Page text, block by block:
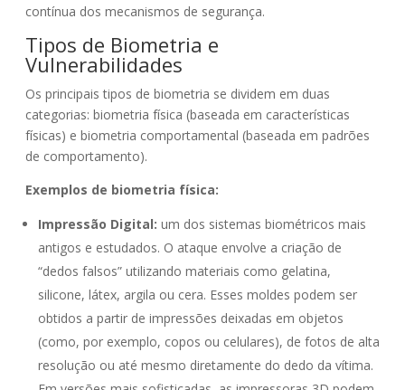
contínua dos mecanismos de segurança.
Tipos de Biometria e
Vulnerabilidades
Os principais tipos de biometria se dividem em duas
categorias: biometria física (baseada em características
físicas) e biometria comportamental (baseada em padrões
de comportamento).
Exemplos de biometria física:
Impressão Digital: um dos sistemas biométricos mais
antigos e estudados. O ataque envolve a criação de
“dedos falsos” utilizando materiais como gelatina,
silicone, látex, argila ou cera. Esses moldes podem ser
obtidos a partir de impressões deixadas em objetos
(como, por exemplo, copos ou celulares), de fotos de alta
resolução ou até mesmo diretamente do dedo da vítima.